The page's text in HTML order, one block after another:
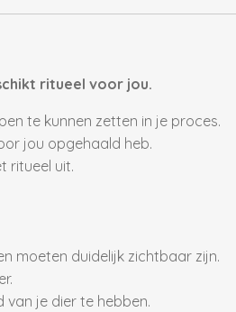
ritueel voor jou.
te kunnen zetten in je proces.
jou opgehaald heb.
ritueel uit.
moeten duidelijk zichtbaar zijn.
van je dier te hebben.